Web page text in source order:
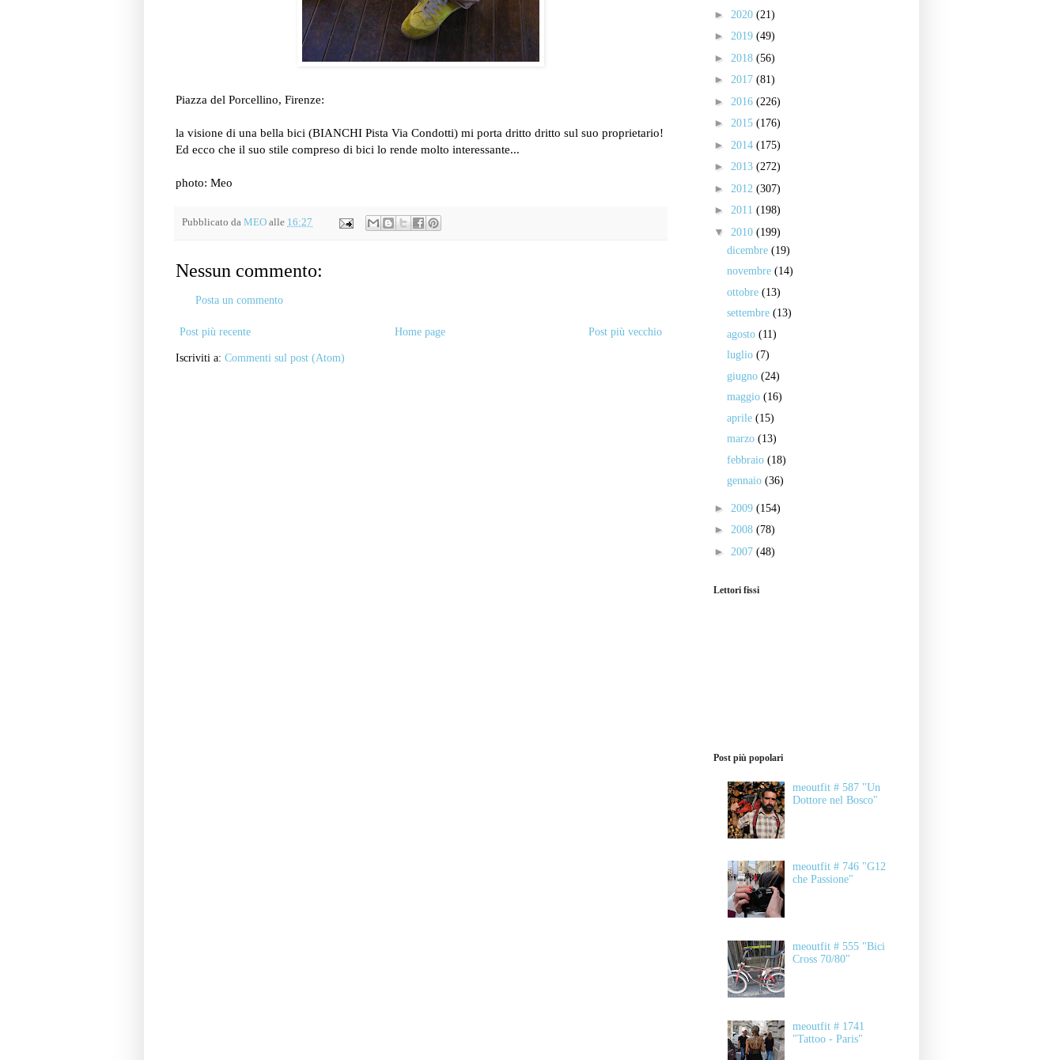
Piazza del Porcellino, Firenze:
la visione di una bella bici (BIANCHI Pista Via Condotti) mi porta dritto dritto sul suo proprietario!
Ed ecco che il suo stile compreso di bici lo rende molto interessante...
photo: Meo
Pubblicato da MEO alle 16:27
Nessun commento:
Posta un commento
Post più recente Post più vecchio
Home page
Iscriviti a: Commenti sul post (Atom)
► 2020 (21)
► 2019 (49)
► 2018 (56)
► 2017 (81)
► 2016 (226)
► 2015 (176)
► 2014 (175)
► 2013 (272)
► 2012 (307)
► 2011 (198)
▼ 2010 (199)
dicembre (19)
novembre (14)
ottobre (13)
settembre (13)
agosto (11)
luglio (7)
giugno (24)
maggio (16)
aprile (15)
marzo (13)
febbraio (18)
gennaio (36)
► 2009 (154)
► 2008 (78)
► 2007 (48)
Lettori fissi
Post più popolari
meoutfit # 587 "Un
Dottore nel Bosco"
meoutfit # 746 "G12
che Passione"
meoutfit # 555 "Bici
Cross 70/80"
meoutfit # 1741
"Tattoo - Paris"